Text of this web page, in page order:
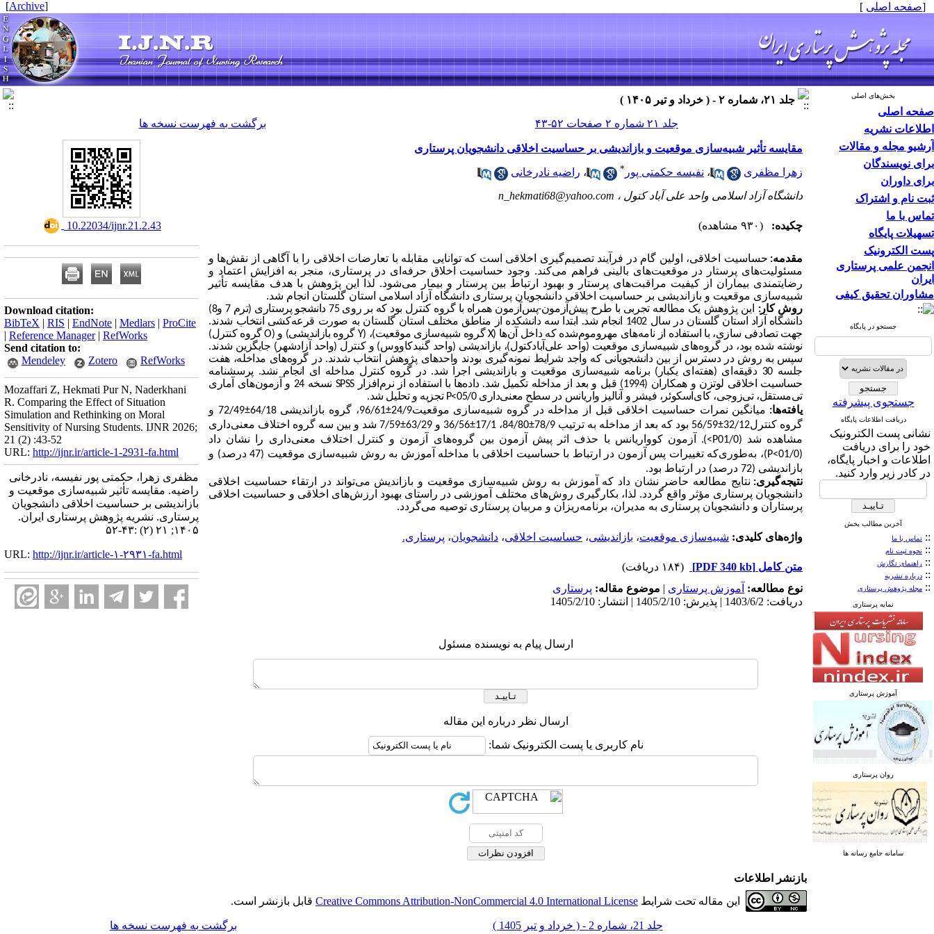
[صفحه اصلی ]
[
Archive
]
بخش‌های اصلی
صفحه اصلی
اطلاعات نشریه
آرشیو مجله و مقالات
برای نویسندگان
برای داوران
ثبت نام و اشتراک
تماس با ما
تسهیلات پایگاه
پست الکترونیک
انجمن علمی پرستاری
ایران
مشاوران تحقیق کیفی
جستجو در پایگاه
جستجوی پیشرفته
دریافت اطلاعات پایگاه
نشانی پست الکترونیک
خود را برای دریافت
اطلاعات و اخبار پایگاه،
در کادر زیر وارد کنید.
آخرین مطالب بخش
:: تماس با ما
:: نحوه ثبت نام
:: راهنمای نگارش
:: درباره نشریه
:: مجله پژوهش پرستاری
نمایه پرستاری
آموزش پرستاری
روان پرستاری
سامانه جامع رسانه ها
جلد ۲۱، شماره ۲ - ( خرداد و تیر ۱۴۰۵ )
جلد ۲۱ شماره ۲ صفحات ۵۲-۴۳
برگشت به فهرست نسخه ها
مقایسه تأثیر شبیه‌سازی موقعیت و بازاندیشی بر حساسیت اخلاقی دانشجویان پرستاری
زهرا مظفری ، نفیسه حکمتی پور * ، راضیه نادرخانی
دانشگاه آزاد اسلامی واحد علی آباد کتول ، n_hekmati68@yahoo.com
چکیده: (۹۳۰ مشاهده)
مقدمه: حساسیت اخلاقی، اولین گام در فرآیند تصمیم‌گیری اخلاقی است که توانایی مقابله با تعارضات اخلاقی را با آگاهی از نقش‌ها و
مسئولیت‌های پرستار در موقعیت‌های بالینی فراهم می‌کند. وجود حساسیت اخلاق حرفه‌ای در پرستاری، منجر به افزایش اعتماد و
رضایتمندی بیماران از کیفیت مراقبت‌های پرستار و بهبود ارتباط بین پرستار و بیمار می‌شود. لذا ا ین پژوهش با هدف مقایسه تأثیر
شبیه‌سازی موقعیت و بازاندیشی بر حساسیت اخلاقی دانشجویان پرستاری دانشگاه‌ آزاد اسلامی استان گلستان انجام شد.
روش کار: این پژوهش یک
مطالعه تجربی با طرح پیش‌آزمون-پس‌آزمون همراه با گروه کنترل بود که بر روی 75 دانشجو پرستاری (ترم 7 و8)
دانشگاه‌ آزاد استان گلستان در سال 1402 انجام شد. ابتدا سه دانشکده از مناطق مختلف استان گلستان به صورت قرعه‌کشی انتخاب شدند.
جهت تصادفی سازی، با استفاده از نامه‌های مهروموم‌شده که داخل آن‌ها (X گروه شبیه‌سازی موقعیت)، (Y گروه بازاندیشی) و (O گروه کنترل)
نوشته شده بود، در گروه‌های شبیه‌سازی موقعیت (واحد علی‌آبادکتول)، بازاندیشی (واحد گنبدکاووس) و کنترل (واحد آزادشهر) جایگزین شدند.
سپس به روش در دسترس از بین دانشجویانی که واجد شرایط نمونه‌گیری بودند واحدهای پژوهش انتخاب شدند. در گروه‌های مداخله، هفت
جلسه 30 دقیقه‌ای (هفته‌ای یکبار) برنامه شبیه‌سازی موقعیت و بازاندیشی
اجرا شد. در گروه کنترل مداخله ای انجام نشد. پرسشنامه
حساسیت اخلاقی لوتزن و همکاران (1994) قبل و بعد از مداخله تکمیل شد. داده‌ها با استفاده از نرم‌افزار
SPSS
نسخه 24 و آزمون‌های آماری
تی‌مستقل، تی‌زوجی، کای‌اسکوئر، فیشر و آنالیز واریانس در سطح معنی‌داری 05/0
P< تجزیه و تحلیل شد.
یافتهها: میانگین نمرات حساسیت اخلاقی قبل از مداخله در گروه شبیه‌سازی موقعیت24/9 ±96/61، گروه بازاندیشی 64/18 ±
72/49 و
گروه کنترل32/12
±56/59 بود که بعد از مداخله به ترتیب 78/9 ±84/80، 17/1 ±36/56 و 63/29 ±
7/59 شد و بین سه گروه اختلاف معنی‌داری
مشاهده شد (
01/0
P
<
).
آزمون کوواریانس با حذف اثر پیش ­آزمون بین گروه‌های آزمون و کنترل اختلاف معنی‌داری را نشان داد
(
01/0
P<
)، به‌طوری‌که تغییرات پس آزمون در ارتباط با حساسیت اخلاقی با مداخله آموزش به روش شبیه‌سازی موقعیت (47 درصد) و
بازاندیشی (72 درصد) در ارتباط بود.
نتیجه‌گیری: نتایج مطالعه حاضر نشان داد که آموزش به روش شبیه‌سازی موقعیت و بازاندیش می‌تواند در ارتقاء حساسیت اخلاقی
دانشجویان پرستاری مؤثر واقع گردد. لذا، بکارگیری روش‌های مختلف آموزشی در راستای بهبود ارزش‌های اخلاقی و حساسیت اخلاقی
پرستاران و دانشجویان پرستاری به مدیران، برنامه‌ریزان و مربیان پرستاری توصیه می‌گردد.
واژه‌های کلیدی: شبیه‌سازی موقعیت، بازاندیشی، حساسیت اخلاقی، دانشجویان، پرستاری.
متن کامل [PDF 340 kb]
(۱۸۴ دریافت)
نوع مطالعه: آموزش پرستاری | موضوع مقاله: پرستاری
دریافت: 1403/6/2 | پذیرش: 1405/2/10 | انتشار: 1405/2/10
ارسال پیام به نویسنده مسئول
ارسال نظر درباره این مقاله
نام کاربری یا پست الکترونیک شما:
‎ 10.22034/ijnr.21.2.43
Download citation:
BibTeX | RIS | EndNote | Medlars | ProCite
| Reference Manager| RefWorks
Send citation to:
Mendeley
Zotero RefWorks
Mozaffari Z, Hekmati Pur N, Naderkhani
R. Comparing the Effect of Situation
Simulation and Rethinking on Moral
Sensitivity of Nursing Students. IJNR 2026;
21 (2) :43-52
URL: http://ijnr.ir/article-1-2931-fa.html
مظفری زهرا، حکمتی پور نفیسه، نادرخانی
راضیه. مقایسه تأثیر شبیه‌سازی موقعیت و
بازاندیشی بر حساسیت اخلاقی دانشجویان
پرستاری. نشریه پژوهش پرستاری ایران.
۱۴۰۵; ۲۱ (۲) :۴۳-۵۲
URL: http://ijnr.ir/article-۱-۲۹۳۱-fa.html
بازنشر اطلاعات
این مقاله تحت شرایط Creative Commons Attribution-NonCommercial 4.0 International License قابل بازنشر است.
جلد 21، شماره 2 - ( خرداد و تیر 1405 ) برگشت به فهرست نسخه ها